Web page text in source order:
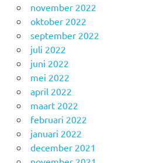
november 2022
oktober 2022
september 2022
juli 2022
juni 2022
mei 2022
april 2022
maart 2022
februari 2022
januari 2022
december 2021